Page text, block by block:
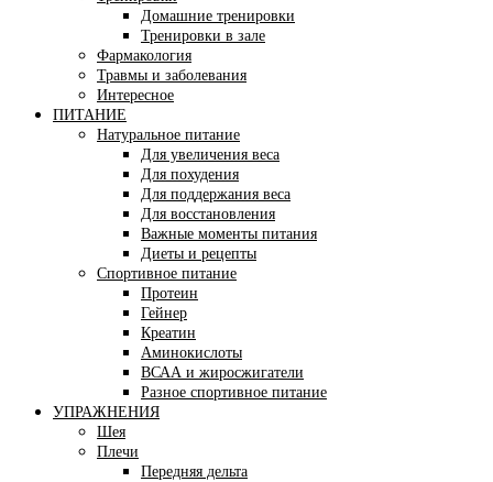
Домашние тренировки
Тренировки в зале
Фармакология
Травмы и заболевания
Интересное
ПИТАНИЕ
Натуральное питание
Для увеличения веса
Для похудения
Для поддержания веса
Для восстановления
Важные моменты питания
Диеты и рецепты
Спортивное питание
Протеин
Гейнер
Креатин
Аминокислоты
ВСАА и жиросжигатели
Разное спортивное питание
УПРАЖНЕНИЯ
Шея
Плечи
Передняя дельта